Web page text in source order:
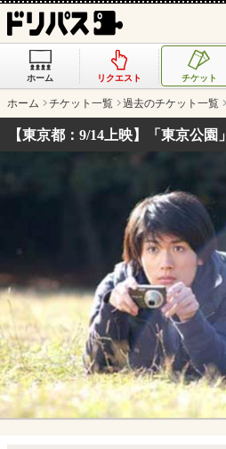
ホーム リクエスト チケット
ホーム チケット一覧 過去のチケット一覧
【東京都：9/14上映】「東京公園」